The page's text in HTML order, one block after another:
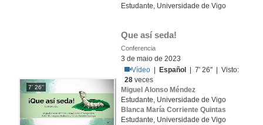
Estudante, Universidade de Vigo
7' 26''
Que así seda!
Conferencia
3 de maio de 2023
Vídeo
Español
| 7' 26'' | Visto:
28 veces
Miguel Alonso Méndez
Estudante, Universidade de Vigo
Blanca María Corriente Quintas
Estudante, Universidade de Vigo